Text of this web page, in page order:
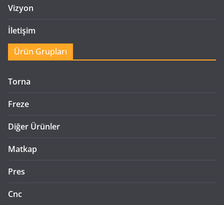
Vizyon
İletişim
Ürün Grupları
Torna
Freze
Diğer Ürünler
Matkap
Pres
Cnc